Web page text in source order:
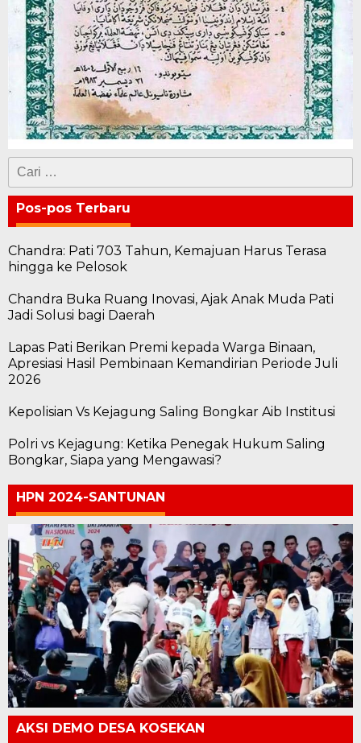
Cari
untuk:
Pos-pos Terbaru
Chandra: Pati 703 Tahun, Kemajuan Harus Terasa
hingga ke Pelosok
Chandra Buka Ruang Inovasi, Ajak Anak Muda Pati
Jadi Solusi bagi Daerah
Lapas Pati Berikan Premi kepada Warga Binaan,
Apresiasi Hasil Pembinaan Kemandirian Periode Juli
2026
Kepolisian Vs Kejagung Saling Bongkar Aib Institusi
Polri vs Kejagung: Ketika Penegak Hukum Saling
Bongkar, Siapa yang Mengawasi?
HPN 2024-SANTUNAN
AKSI DEMO DESA KOSEKAN